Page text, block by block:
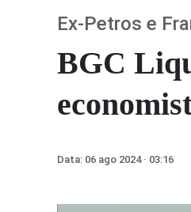
BGC
Ex-Petros e
Data: 06 ago 2024 · 03:16